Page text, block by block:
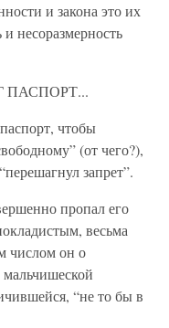
и закона это их
несоразмерность
ПАСПОРТ...
чтобы
(от чего?),
запрет”.
пропал его
весьма
числом он о
“не то бы в